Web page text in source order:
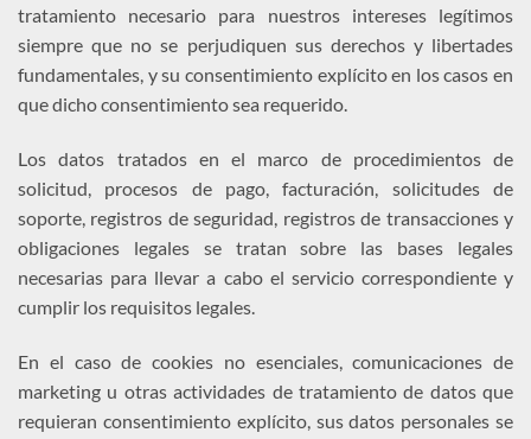
tratamiento necesario para nuestros intereses legítimos
siempre que no se perjudiquen sus derechos y libertades
fundamentales, y su consentimiento explícito en los casos en
que dicho consentimiento sea requerido.
Los datos tratados en el marco de procedimientos de
solicitud, procesos de pago, facturación, solicitudes de
soporte, registros de seguridad, registros de transacciones y
obligaciones legales se tratan sobre las bases legales
necesarias para llevar a cabo el servicio correspondiente y
cumplir los requisitos legales.
En el caso de cookies no esenciales, comunicaciones de
marketing u otras actividades de tratamiento de datos que
requieran consentimiento explícito, sus datos personales se